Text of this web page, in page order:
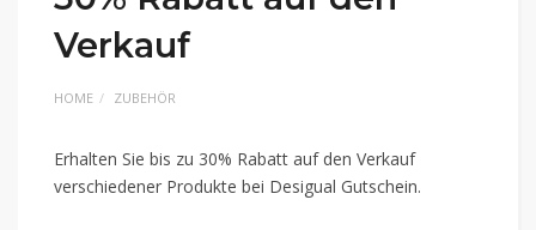
Verkauf
HOME ZUBEHÖR
Erhalten Sie bis zu 30% Rabatt auf den Verkauf
verschiedener Produkte bei Desigual Gutschein.